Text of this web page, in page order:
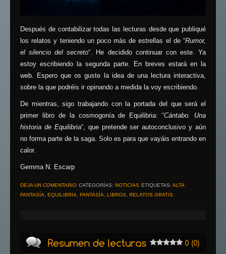
Después de contabilizar todas las lecturas desde que publiqué
los relatos y teniendo un poco más de estrellas el de “Rumor,
el silencio del secreto“. He decidido continuar con este. Ya
estoy escribiendo la segunda parte. En breves estará en la
web. Espero que os guste la idea de una lectura interactiva,
sobre la que podréis ir opinando a medida la voy escribiendo.
De mientras, sigo trabajando con la portada del que será el
primer libro de la cosmogonía de Equilibria: “Cántabo. Una
historia de Equilibria“, que pretende ser autoconclusivo y aún
no forma parte de la saga. Solo es para que vayáis entrando en
calor.
Gemma N. Escarp
DEJA UN COMENTARIO CATEGORÍAS: NOTICIAS ETIQUETAS: ALTA
FANTASÍA
EQUILIBRIA FANTASÍA LIBROS RELATOS GRATIS